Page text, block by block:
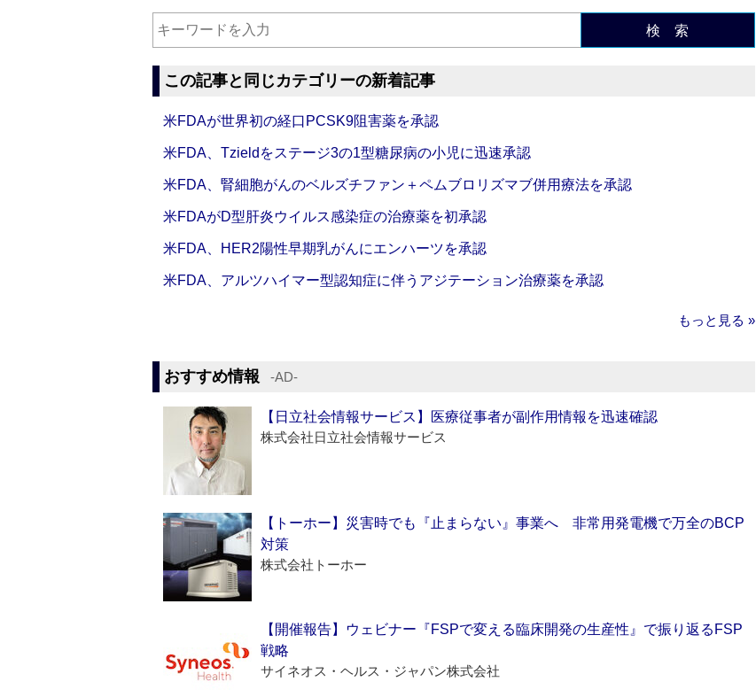
検 索
この記事と同じカテゴリーの新着記事
米FDAが世界初の経口PCSK9阻害薬を承認
米FDA、Tzieldをステージ3の1型糖尿病の小児に迅速承認
米FDA、腎細胞がんのベルズチファン＋ペムブロリズマブ併用療法を承認
米FDAがD型肝炎ウイルス感染症の治療薬を初承認
米FDA、HER2陽性早期乳がんにエンハーツを承認
米FDA、アルツハイマー型認知症に伴うアジテーション治療薬を承認
もっと見る »
おすすめ情報 ‐AD‐
【日立社会情報サービス】医療従事者が副作用情報を迅速確認
株式会社日立社会情報サービス
【トーホー】災害時でも『止まらない』事業へ 非常用発電機で万全のBCP
対策
株式会社トーホー
【開催報告】ウェビナー『FSPで変える臨床開発の生産性』で振り返るFSP
戦略
サイネオス・ヘルス・ジャパン株式会社